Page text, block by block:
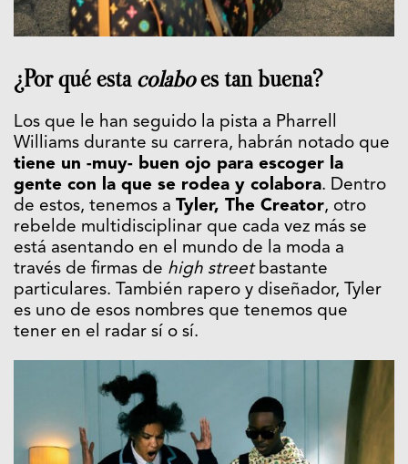
¿Por qué esta colaboes tan buena?
Los que le han seguido la pista a Pharrell
Williams durante su carrera, habrán notado que
tiene un -muy- buen ojo para escoger la
gente con la que se rodea y colabora. Dentro
de estos, tenemos a Tyler, The Creator, otro
rebelde multidisciplinar que cada vez más se
está asentando en el mundo de la moda a
través de firmas de high streetbastante
particulares. También rapero y diseñador, Tyler
es uno de esos nombres que tenemos que
tener en el radar sí o sí.